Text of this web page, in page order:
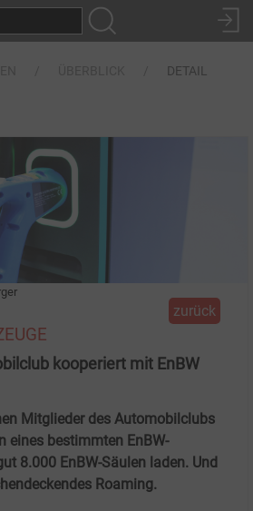
DETAIL
zurück
kooperiert mit EnBW
Mitglieder des Automobilclubs
eines bestimmten EnBW-
8.000 EnBW-Säulen laden. Und
Roaming.